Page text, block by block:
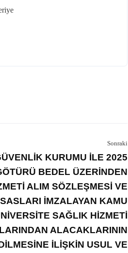
Sonraki
KURUMU İLE 2025
BEDEL ÜZERİNDEN
ALIM SÖZLEŞMESİ VE
İMZALAYAN KAMU
SAĞLIK HİZMETİ
ALACAKLARININ
İLİŞKİN USUL VE